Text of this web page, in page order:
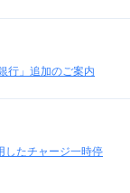
行」追加のご案内
したチャージ一時停